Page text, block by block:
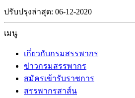
ปรับปรุงล่าสุด: 06-12-2020
เมนู
เกี่ยวกับกรมสรรพากร
ข่าวกรมสรรพากร
สมัครเข้ารับราชการ
สรรพากรสาส์น